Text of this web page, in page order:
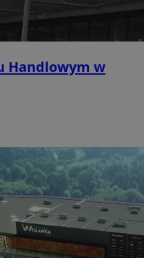
Handlowym w